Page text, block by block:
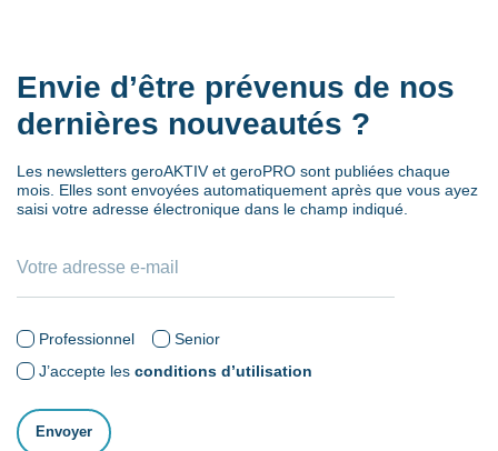
Envie d’être prévenus de nos
dernières nouveautés ?
Les newsletters geroAKTIV et geroPRO sont publiées chaque
mois. Elles sont envoyées automatiquement après que vous ayez
saisi votre adresse électronique dans le champ indiqué.
Professionnel
Senior
J’accepte les conditions d’utilisation